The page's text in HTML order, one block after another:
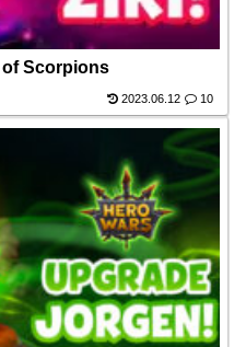
of Scorpions
2023.06.12 10